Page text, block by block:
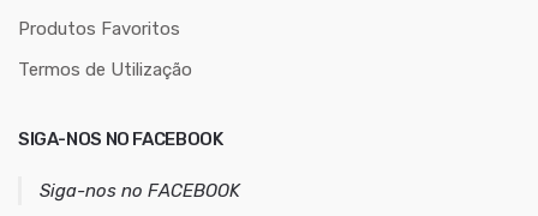
e
e
i
Produtos Favoritos
Termos de Utilização
SIGA-NOS NO FACEBOOK
Siga-nos no FACEBOOK